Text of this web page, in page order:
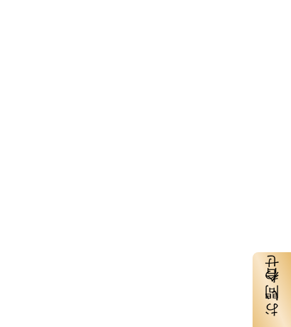
お問い合わせ